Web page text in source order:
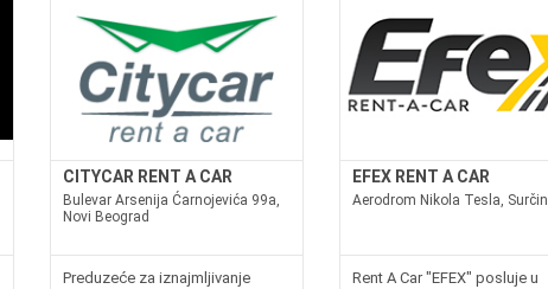
CITYCAR RENT A CAR
Bulevar Arsenija Ćarnojevića 99a,
Novi Beograd
Preduzeće za iznajmljivanje
EFEX RENT A CAR
Aerodrom Nikola Tesla, Surčin
Rent A Car "EFEX" posluje u